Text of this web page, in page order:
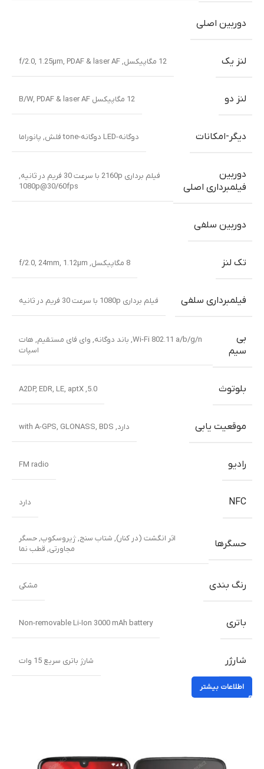
دوربین اصلی
لنز یک 12 مگاپیکسل, f/2.0, 1.25µm, PDAF & laser AF
لنز دو 12 مگاپیکسل B/W, PDAF & laser AF
دیگر-امکانات دوگانه-LED دوگانه-tone فلش, پانوراما
دوربین
فیلمبرداری اصلی
فیلم برداری 2160p با سرعت 30 فریم در ثانیه,
1080p@30/60fps
دوربین سلفی
تک لنز 8 مگاپیکسل, f/2.0, 24mm, 1.12µm
فیلمبرداری سلفی فیلم برداری 1080p با سرعت 30 فریم در ثانیه
بی
سیم
Wi-Fi 802.11 a/b/g/n, باند دوگانه, وای فای مستقیم, هات
اسپات
بلوتوث 5.0, A2DP, EDR, LE, aptX
موقعیت یابی دارد, with A-GPS, GLONASS, BDS
رادیو FM radio
NFC دارد
حسگرها
اثر انگشت (در کنار), شتاب سنج, ژیروسکوپ, حسگر
مجاورتی, قطب نما
رنگ بندی مشکی
باتری Non-removable Li-Ion 3000 mAh battery
شارژر شارژ باتری سریع 15 وات
اطلاعات بیشتر